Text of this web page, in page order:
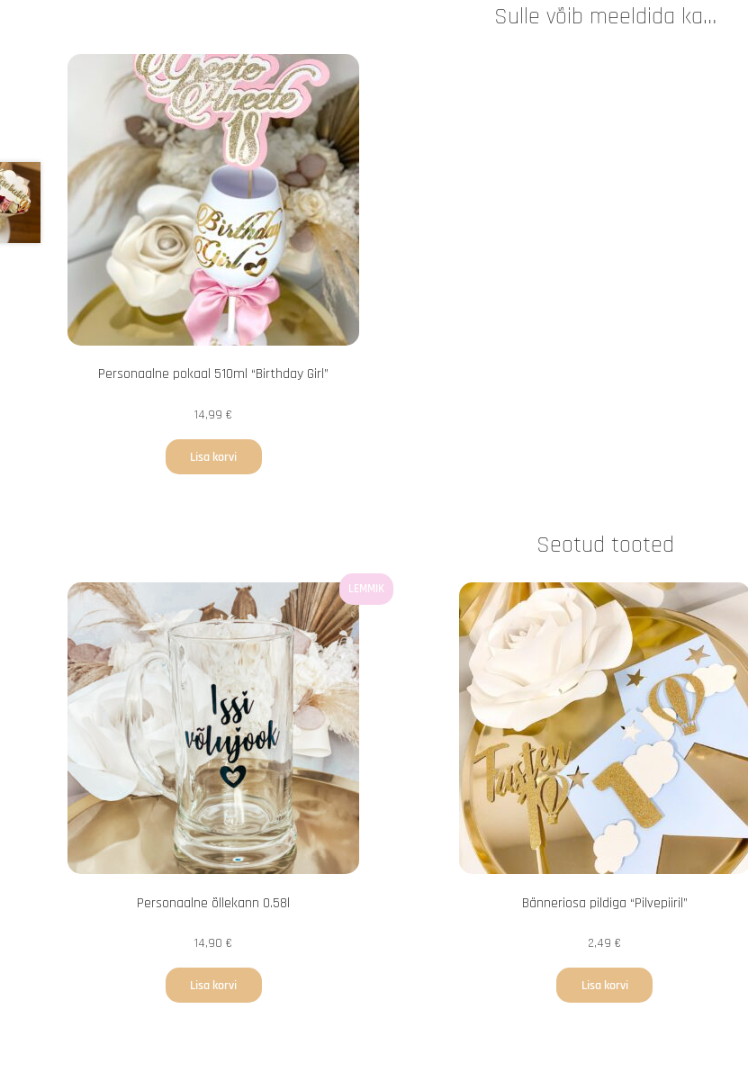
Sulle võib meeldida ka…
Personaalne pokaal 510ml “Birthday Girl”
14,99€
Lisa korvi
Seotud tooted
LEMMIK
Personaalne õllekann 0.58l
14,90€
Lisa korvi
Bänneriosa pildiga “Pilvepiiril”
2,49€
Lisa korvi